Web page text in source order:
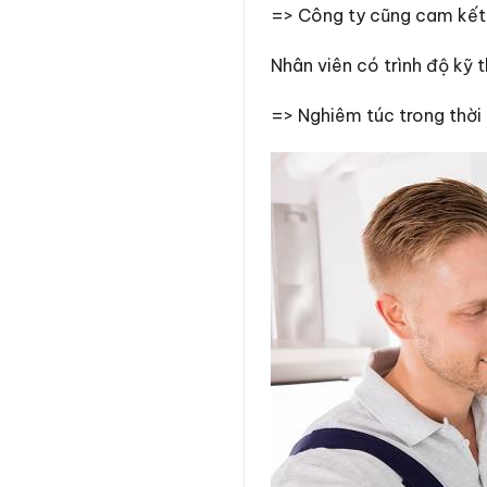
=> Công ty cũng cam
Nhân viên có trình độ kỹ
=> Nghiêm túc trong thời